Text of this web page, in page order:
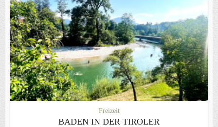
Freizeit
BADEN IN DER TIROLER